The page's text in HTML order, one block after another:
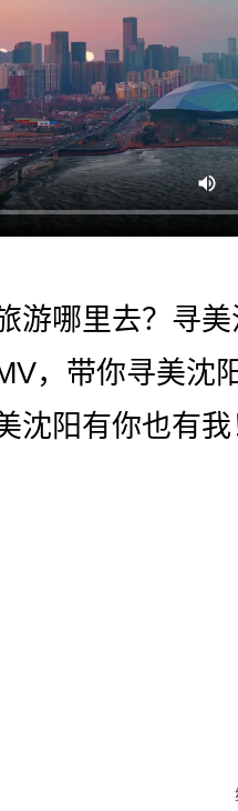
哪里去？寻美
，带你寻美沈
沈阳有你也有我